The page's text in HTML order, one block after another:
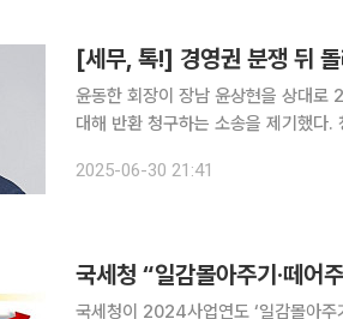
[세무, 톡!] 경영권 분쟁 뒤
윤동한 회장이 장남 윤상현을 상대
대해 반환 청구하는 소송을 제기했다. 청구사
으로부터 3개월이 경과하였기 때문
2025-06-30 21:41
국세청 “일감몰아주기·떼
국세청이 2024사업연도 ‘일감몰아주